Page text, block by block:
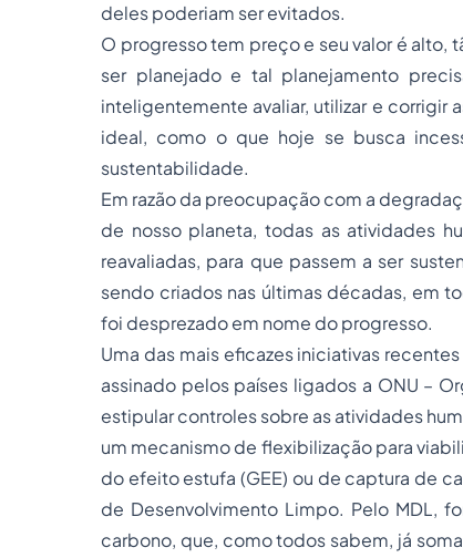
deles poderiam ser evitados.
O progresso tem preço e seu valor é alto,
ser planejado e tal planejamento
inteligentemente avaliar, utilizar e corrigir
ideal, como o que hoje se busca
sustentabilidade.
Em razão da preocupação com a
de nosso planeta, todas as atividades
reavaliadas, para que passem a ser
sendo criados nas últimas décadas, em
foi desprezado em nome do progresso.
Uma das mais eficazes iniciativas
assinado pelos países ligados a ONU –
estipular controles sobre as atividades
um mecanismo de flexibilização para
do efeito estufa (GEE) ou de captura de
de Desenvolvimento Limpo. Pelo MDL,
carbono, que, como todos sabem, já